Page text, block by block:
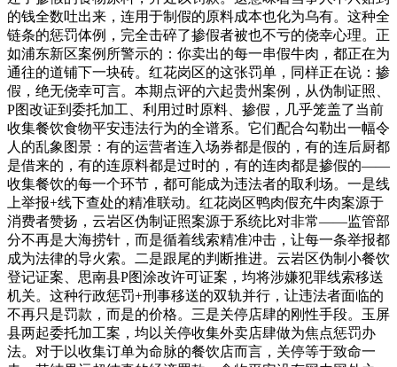
的钱全数吐出来，连用于制假的原料成本也化为乌有。这种全
链条的惩罚体例，完全击碎了掺假者被也不亏的侥幸心理。正
如浦东新区案例所警示的：你卖出的每一串假牛肉，都正在为
通往的道铺下一块砖。红花岗区的这张罚单，同样正在说：掺
假，绝无侥幸可言。本期点评的六起贵州案例，从伪制证照、
P图改证到委托加工、利用过时原料、掺假，几乎笼盖了当前
收集餐饮食物平安违法行为的全谱系。它们配合勾勒出一幅令
人的乱象图景：有的运营者连入场券都是假的，有的连后厨都
是借来的，有的连原料都是过时的，有的连肉都是掺假的——
收集餐饮的每一个环节，都可能成为违法者的取利场。一是线
上举报+线下查处的精准联动。红花岗区鸭肉假充牛肉案源于
消费者赞扬，云岩区伪制证照案源于系统比对非常——监管部
分不再是大海捞针，而是循着线索精准冲击，让每一条举报都
成为法律的导火索。二是跟尾的判断推进。云岩区伪制小餐饮
登记证案、思南县P图涂改许可证案，均将涉嫌犯罪线索移送
机关。这种行政惩罚+刑事移送的双轨并行，让违法者面临的
不再只是罚款，而是的价格。三是关停店肆的刚性手段。玉屏
县两起委托加工案，均以关停收集外卖店肆做为焦点惩罚办
法。对于以收集订单为命脉的餐饮店而言，关停等于致命一